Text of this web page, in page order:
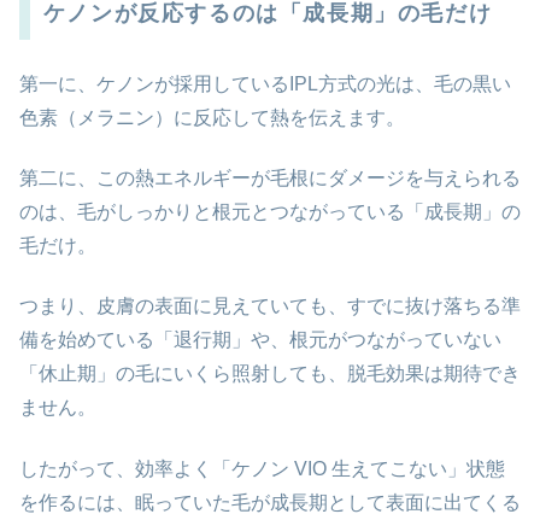
ケノンが反応するのは「成長期」の毛だけ
第一に、ケノンが採用しているIPL方式の光は、毛の黒い
色素（メラニン）に反応して熱を伝えます。
第二に、この熱エネルギーが毛根にダメージを与えられる
のは、毛がしっかりと根元とつながっている「成長期」の
毛だけ。
つまり、皮膚の表面に見えていても、すでに抜け落ちる準
備を始めている「退行期」や、根元がつながっていない
「休止期」の毛にいくら照射しても、脱毛効果は期待でき
ません。
したがって、効率よく「ケノン VIO 生えてこない」状態
を作るには、眠っていた毛が成長期として表面に出てくる